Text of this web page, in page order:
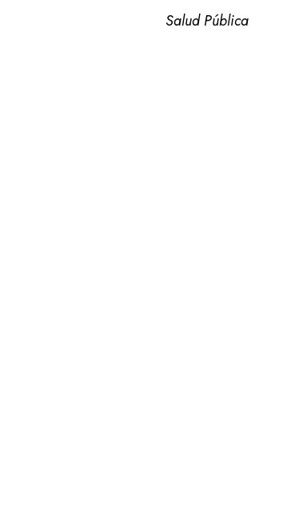
Salud Pública